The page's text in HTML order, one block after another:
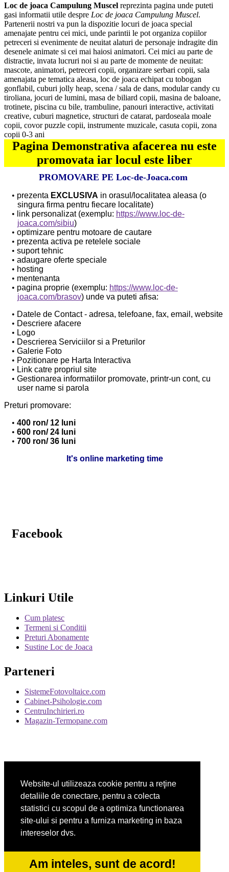
Website-ul utilizeaza cookie pentru a reţine
detaliile de conectare, pentru a colecta
statistici cu scopul de a optimiza functionarea
site-ului si pentru a furniza marketing in baza
intereselor dvs.
Am inteles, sunt de acord!
Loc de joaca Campulung Muscel reprezinta pagina unde puteti
gasi informatii utile despre Loc de joaca Campulung Muscel.
Partenerii nostri va pun la dispozitie locuri de joaca special
amenajate pentru cei mici, unde parintii le pot organiza copiilor
petreceri si evenimente de neuitat alaturi de personaje indragite din
desenele animate si cei mai haiosi animatori. Cei mici au parte de
distractie, invata lucruri noi si au parte de momente de neuitat:
mascote, animatori, petreceri copii, organizare serbari copii, sala
amenajata pe tematica aleasa, loc de joaca echipat cu tobogan
gonflabil, cuburi jolly heap, scena / sala de dans, modular candy cu
tiroliana, jocuri de lumini, masa de biliard copii, masina de baloane,
trotinete, piscina cu bile, trambuline, panouri interactive, activitati
creative, cuburi magnetice, structuri de catarat, pardoseala moale
copii, covor puzzle copii, instrumente muzicale, casuta copii, zona
copii 0-3 ani
Pagina Demonstrativa afacerea nu este
promovata iar locul este liber
PROMOVARE PE Loc-de-Joaca.com
prezenta EXCLUSIVA in orasul/localitatea aleasa (o
singura firma pentru fiecare localitate)
link personalizat (exemplu: https://www.loc-de-
joaca.com/sibiu)
optimizare pentru motoare de cautare
prezenta activa pe retelele sociale
suport tehnic
adaugare oferte speciale
hosting
mentenanta
pagina proprie (exemplu: https://www.loc-de-
joaca.com/brasov) unde va puteti afisa:
Datele de Contact - adresa, telefoane, fax, email, website
Descriere afacere
Logo
Descrierea Serviciilor si a Preturilor
Galerie Foto
Pozitionare pe Harta Interactiva
Link catre propriul site
Gestionarea informatiilor promovate, printr-un cont, cu
user name si parola
Preturi promovare:
400 ron/ 12 luni
600 ron/ 24 luni
700 ron/ 36 luni
It's online marketing time
Facebook
Linkuri Utile
Cum platesc
Termeni si Conditii
Preturi Abonamente
Sustine Loc de Joaca
Parteneri
SistemeFotovoltaice.com
Cabinet-Psihologie.com
CentruInchirieri.ro
Magazin-Termopane.com
DresajCaine.ro
Medic-Bun.com
FirmaTractariAuto.ro
Service-Reparatii.com